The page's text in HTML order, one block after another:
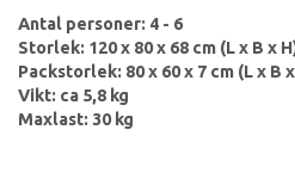
Antal personer: 4 - 6
Storlek: 120 x 80 x 68 cm (L x B x
Packstorlek: 80 x 60 x 7 cm (L x B
Vikt: ca 5,8 kg
Maxlast: 30 kg